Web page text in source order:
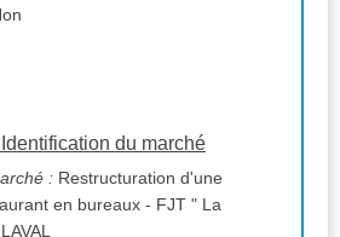
du marché
: Restructuration d'une
en bureaux - FJT " La